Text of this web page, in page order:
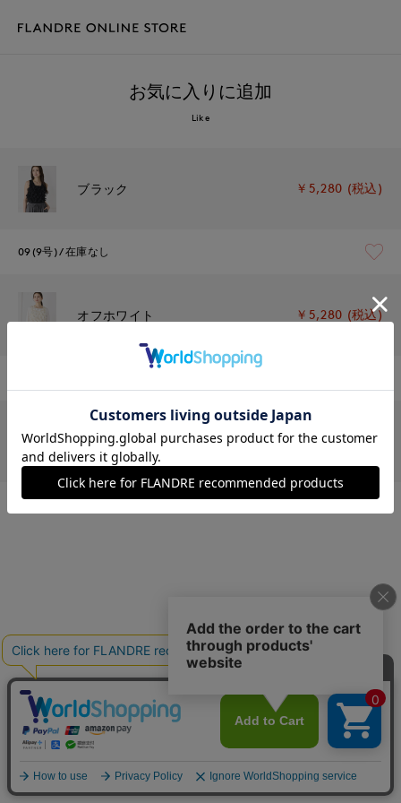
お気に入りに追加
Like
ブラック ￥5,280 (税込)
09(9号) 在庫なし
オフホワイト ￥5,280 (税込)
ベージュ ￥5,280 (税込)